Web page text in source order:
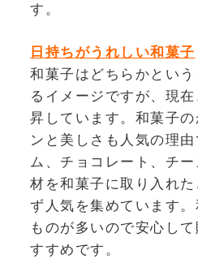
す。
日持ちがうれしい和菓子
和菓子はどちらかとい
るイメージですが、現
昇しています。和菓子
ンと美しさも人気の理
ム、チョコレート、チ
材を和菓子に取り入れ
ず人気を集めています
ものが多いので安心し
すすめです。